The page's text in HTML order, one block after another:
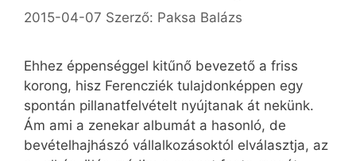
2015-04-07 Szerző: Paksa Balázs
Ehhez éppenséggel kitűnő bevezető a friss
korong, hisz Ferencziék tulajdonképpen egy
spontán pillanatfelvételt nyújtanak át nekünk.
Ám ami a zenekar albumát a hasonló, de
bevételhajhászó vállalkozásoktól elválasztja, az